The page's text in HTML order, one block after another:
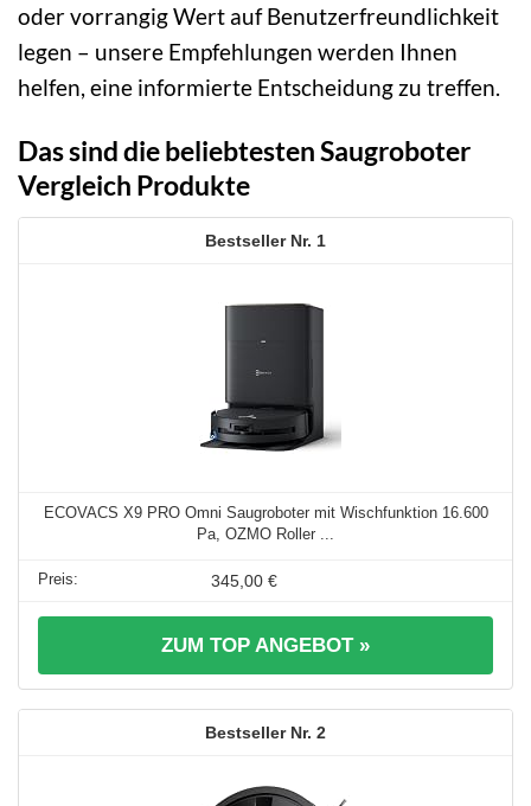
oder vorrangig Wert auf Benutzerfreundlichkeit
legen – unsere Empfehlungen werden Ihnen
helfen, eine informierte Entscheidung zu treffen.
Das sind die beliebtesten Saugroboter
Vergleich Produkte
1
ECOVACS X9 PRO Omni Saugroboter mit Wischfunktion 16.600
Pa, OZMO Roller ...
345,00 €
ZUM TOP ANGEBOT »
2